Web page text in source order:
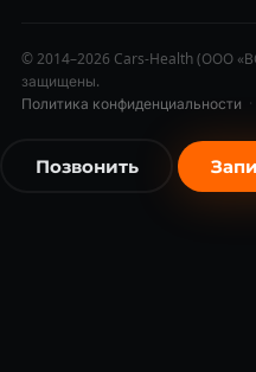
© 2014–2026 Cars-Health (ООО
защищены.
Политика конфиденциальности ·
Позвонить